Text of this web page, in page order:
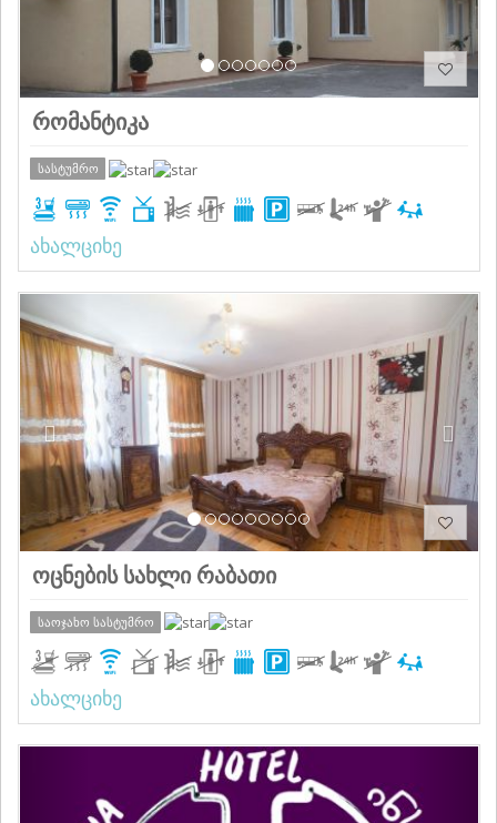
რომანტიკა
სასტუმრო
ახალციხე
Next
ოცნების სახლი რაბათი
საოჯახო სასტუმრო
ახალციხე